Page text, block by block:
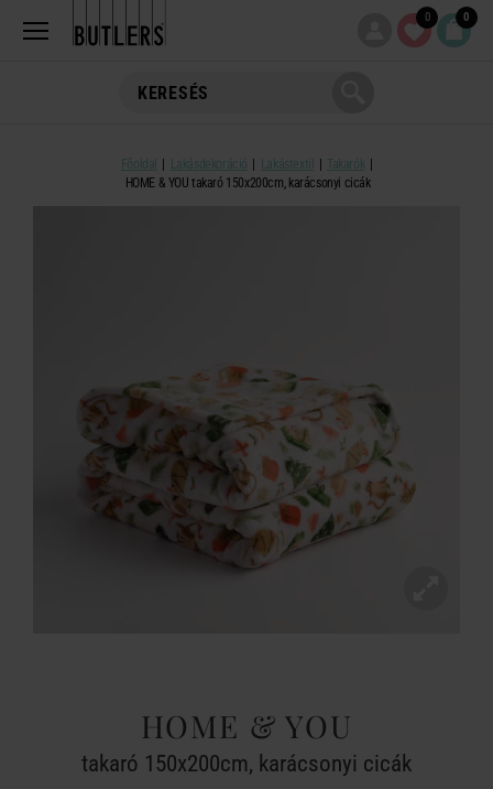
0 0
Főoldal Lakásdekoráció Lakástextil
Takarók
HOME & YOU takaró 150x200cm, karácsonyi cicák
HOME & YOU
takaró 150x200cm, karácsonyi cicák